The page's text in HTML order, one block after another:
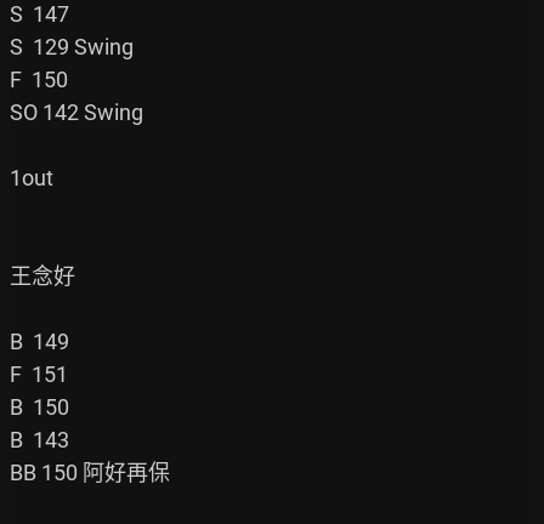
S  147
S  129 Swing
F  150
SO 142 Swing
1out
王念好
B  149
F  151
B  150
B  143
BB 150 阿好再保